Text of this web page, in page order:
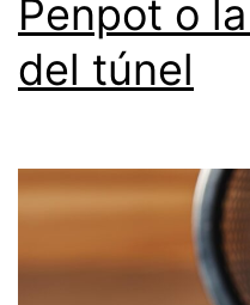
Penpot o
del túnel